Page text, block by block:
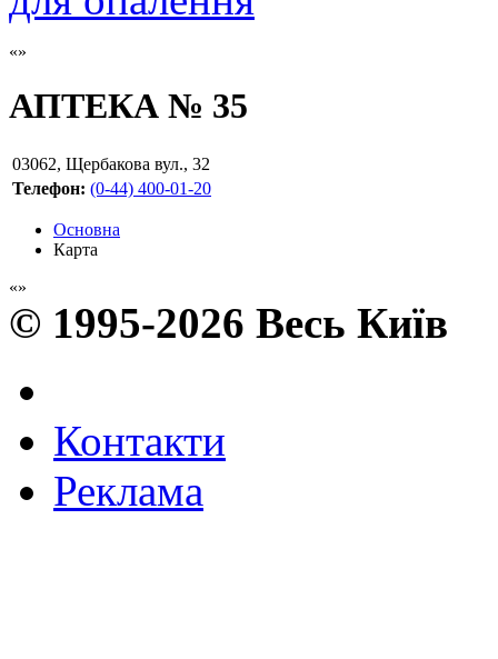
АПТЕКА № 35
03062, Щербакова вул., 32
Телефон: (0-44) 400-01-20
Основна
Карта
© 1995-2026 Весь Київ
Контакти
Реклама